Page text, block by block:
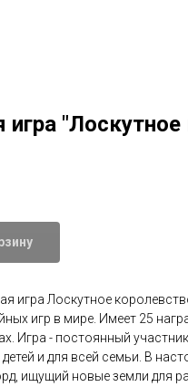
игра
игра Лоскутное
игр в мире. Имеет 25
Игра - постоянный
и для всей семьи. В
ищущий новые земли для